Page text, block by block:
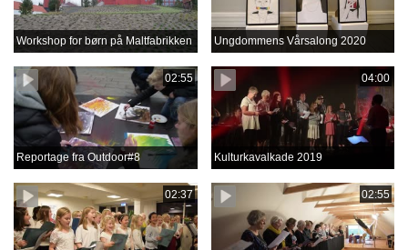
Workshop for børn på Maltfabrikken Ungdommens Vårsalong 2020
02:55
Reportage fra Outdoor#8
04:00
Kulturkavalkade 2019
02:37 02:55